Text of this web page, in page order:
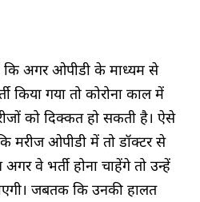
अगर ओपीडी के माध्यम से
किया गया तो कोरोना काल में
को दिक्कत हो सकती है। ऐसे
मरीज ओपीडी में तो डॉक्टर से
वे भर्ती होना चाहेंगे तो उन्हें
जबतक कि उनकी हालत